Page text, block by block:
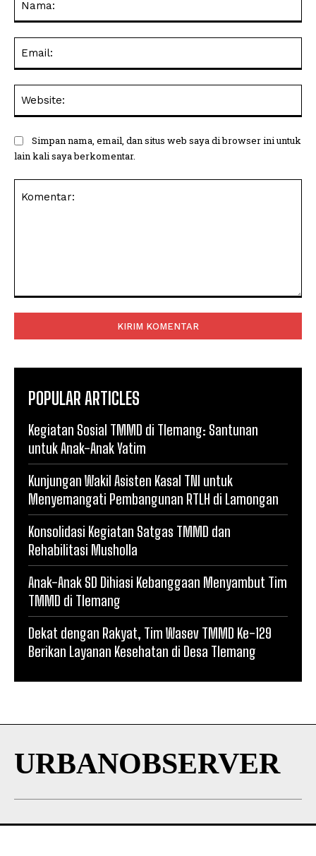
Simpan nama, email, dan situs web saya di browser ini untuk
lain kali saya berkomentar.
POPULAR ARTICLES
Kegiatan Sosial TMMD di Tlemang: Santunan
untuk Anak-Anak Yatim
Kunjungan Wakil Asisten Kasal TNI untuk
Menyemangati Pembangunan RTLH di Lamongan
Konsolidasi Kegiatan Satgas TMMD dan
Rehabilitasi Musholla
Anak-Anak SD Dihiasi Kebanggaan Menyambut Tim
TMMD di Tlemang
Dekat dengan Rakyat, Tim Wasev TMMD Ke-129
Berikan Layanan Kesehatan di Desa Tlemang
URBANOBSERVER